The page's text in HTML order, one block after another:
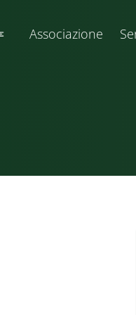
Associazione